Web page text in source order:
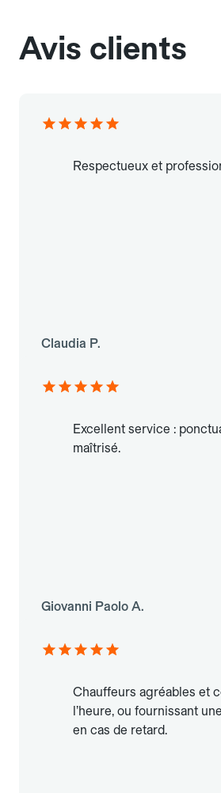
Avis clients
Respectueux et
Claudia P.
Excellent service :
maîtrisé.
Giovanni Paolo A.
Chauffeurs agréables et
l’heure, ou fournissant
en cas de retard.